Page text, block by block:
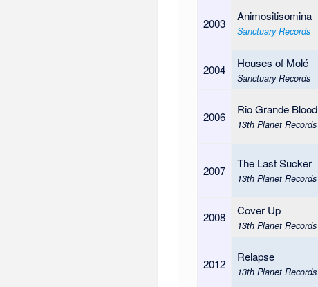
2003
Animositisomina
Sanctuary Records
2004 Houses of Molé
Sanctuary Records
2006
Rio Grande Blood
13th Planet Records
2007
The Last Sucker
13th Planet Records
2008 Cover Up
13th Planet Records
2012
Relapse
13th Planet Records